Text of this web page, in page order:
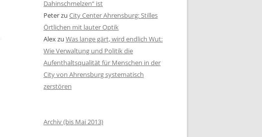
Dahinschmelzen“ ist
Peterzu City Center Ahrensburg: Stilles
Örtlichen mit lauter Optik
Alexzu Was lange gärt, wird endlich Wut:
Wie Verwaltung und Politik die
Aufenthaltsqualität für Menschen in der
City von Ahrensburg systematisch
zerstören
Archiv (bis Mai 2013)